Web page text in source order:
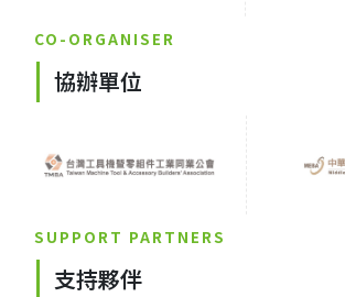
CO-ORGANISER
協辦單位
SUPPORT PARTNERS
支持夥伴